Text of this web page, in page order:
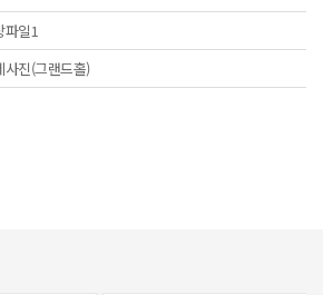
파일1
사진(그랜드홀)